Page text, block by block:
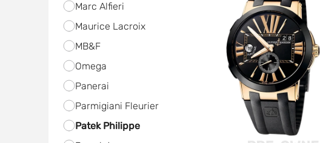
Marc Alfieri
Maurice Lacroix
MB&F
Omega
Panerai
Parmigiani Fleurier
Patek Philippe